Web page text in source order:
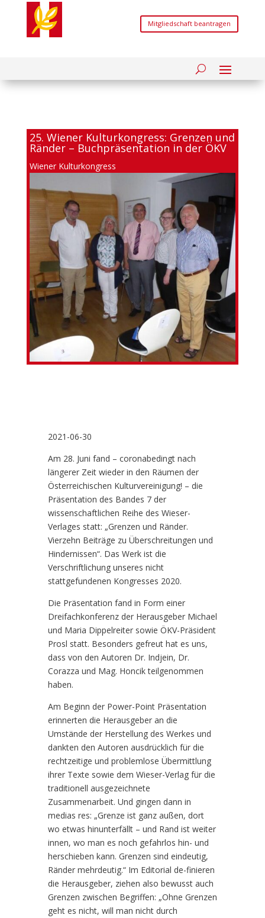
Mitgliedschaft beantragen
25. Wiener Kulturkongress: Grenzen und
Ränder – Buchpräsentation in der ÖKV
Wiener Kulturkongress
2021-06-30
Am 28. Juni fand – coronabedingt nach
längerer Zeit wieder in den Räumen der
Österreichischen Kulturvereinigung! – die
Präsentation des Bandes 7 der
wissenschaftlichen Reihe des Wieser-
Verlages statt: „Grenzen und Ränder.
Vierzehn Beiträge zu Überschreitungen und
Hindernissen“. Das Werk ist die
Verschriftlichung unseres nicht
stattgefundenen Kongresses 2020.
Die Präsentation fand in Form einer
Dreifachkonferenz der Herausgeber Michael
und Maria Dippelreiter sowie ÖKV-Präsident
Prosl statt. Besonders gefreut hat es uns,
dass von den Autoren Dr. Indjein, Dr.
Corazza und Mag. Honcik teilgenommen
haben.
Am Beginn der Power-Point Präsentation
erinnerten die Herausgeber an die
Umstände der Herstellung des Werkes und
dankten den Autoren ausdrücklich für die
rechtzeitige und problemlose Übermittlung
ihrer Texte sowie dem Wieser-Verlag für die
traditionell ausgezeichnete
Zusammenarbeit. Und gingen dann in
medias res: „Grenze ist ganz außen, dort
wo etwas hinunterfällt – und Rand ist weiter
innen, wo man es noch gefahrlos hin- und
herschieben kann. Grenzen sind eindeutig,
Ränder mehrdeutig.“ Im Editorial de-finieren
die Herausgeber, ziehen also bewusst auch
Grenzen zwischen Begriffen: „Ohne Grenzen
geht es nicht, will man nicht durch